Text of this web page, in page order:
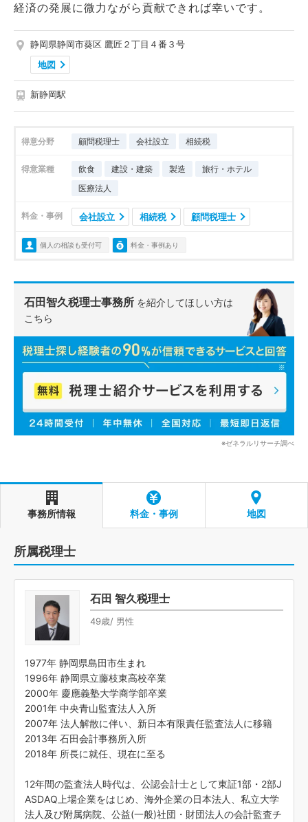
経済の発展に微力ながら貢献できれば幸いです。
静岡県静岡市葵区 鷹匠２丁目４番３号
地図
新静岡駅
得意分野 顧問税理士 会社設立 相続税
得意業種 飲食 建設・建築 製造
旅行・ホテル
医療法人
料金・事例 会社設立 相続税 顧問税理士
個人の相談も受付可 料金・事例あり
石田智久税理士事務所 を紹介してほしい方は
こちら
※ゼネラルリサーチ調べ
事務所情報 料金・事例 地図
所属税理士
石田 智久税理士
49歳/ 男性
1977年 静岡県島田市生まれ
1996年 静岡県立藤枝東高校卒業
2000年 慶應義塾大学商学部卒業
2001年 中央青山監査法人入所
2007年 法人解散に伴い、新日本有限責任監査法人に移籍
2013年 石田会計事務所入所
2018年 所長に就任、現在に至る
12年間の監査法人時代は、公認会計士として東証1部・2部J
ASDAQ上場企業をはじめ、海外企業の日本法人、私立大学
法人及び附属病院、公益(一般)社団・財団法人の会計監査チ